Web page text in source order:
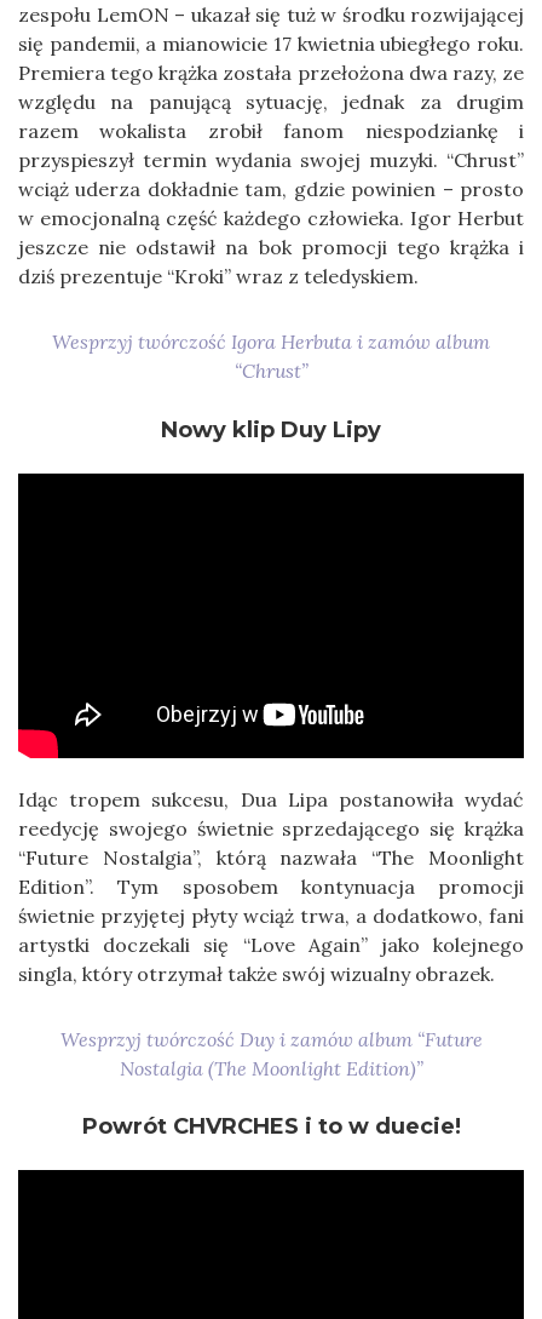
zespołu LemON – ukazał się tuż w środku rozwijającej
się pandemii, a mianowicie 17 kwietnia ubiegłego roku.
Premiera tego krążka została przełożona dwa razy, ze
względu na panującą sytuację, jednak za drugim
razem wokalista zrobił fanom niespodziankę i
przyspieszył termin wydania swojej muzyki. “Chrust”
wciąż uderza dokładnie tam, gdzie powinien – prosto
w emocjonalną część każdego człowieka. Igor Herbut
jeszcze nie odstawił na bok promocji tego krążka i
dziś prezentuje “Kroki” wraz z teledyskiem.
Wesprzyj twórczość Igora Herbuta i zamów album
“Chrust”
Nowy klip Duy Lipy
Idąc tropem sukcesu, Dua Lipa postanowiła wydać
reedycję swojego świetnie sprzedającego się krążka
“Future Nostalgia”, którą nazwała “The Moonlight
Edition”. Tym sposobem kontynuacja promocji
świetnie przyjętej płyty wciąż trwa, a dodatkowo, fani
artystki doczekali się “Love Again” jako kolejnego
singla, który otrzymał także swój wizualny obrazek.
Wesprzyj twórczość Duy i zamów album “Future
Nostalgia (The Moonlight Edition)”
Powrót CHVRCHES i to w duecie!